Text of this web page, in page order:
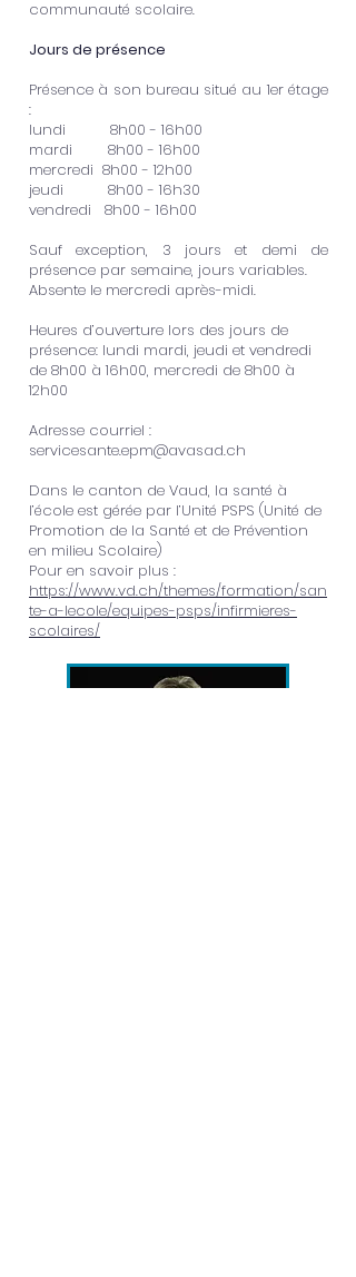
communauté scolaire.
Jours de présence
Présence à son bureau situé au 1er étage
:
lundi 8h00 - 16h00
mardi 8h00 - 16h00
mercredi 8h00 - 12h00
jeudi 8h00 - 16h30
vendredi 8h00 - 16h00
Sauf exception, 3 jours et demi de
présence par semaine, jours variables.
Absente le mercredi après-midi.
Heures d’ouverture lors des jours de
présence: lundi mardi, jeudi et vendredi
de 8h00 à 16h00, mercredi de 8h00 à
12h00
Adresse courriel :
servicesante.epm@avasad.ch
Dans le canton de Vaud, la santé à
l’école est gérée par l’Unité PSPS (Unité de
Promotion de la Santé et de Prévention
en milieu Scolaire)
Pour en savoir plus :
https://www.vd.ch/themes/formation/san
te-a-lecole/equipes-psps/infirmieres-
scolaires/